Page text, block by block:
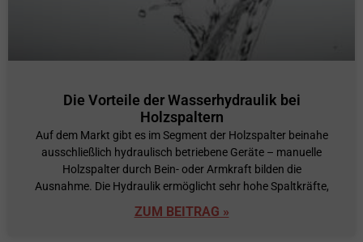
Die Vorteile der Wasserhydraulik bei
Holzspaltern
Auf dem Markt gibt es im Segment der Holzspalter beinahe
ausschließlich hydraulisch betriebene Geräte – manuelle
Holzspalter durch Bein- oder Armkraft bilden die
Ausnahme. Die Hydraulik ermöglicht sehr hohe Spaltkräfte,
ZUM BEITRAG »